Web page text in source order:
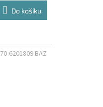
Do košíku
70-6201809.BAZ